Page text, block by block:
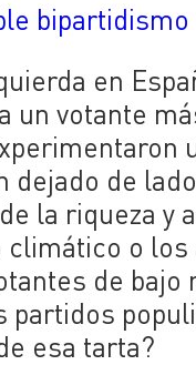
en
un votante
dejado de
la riqueza y
o
de bajo
partidos
esa tarta?